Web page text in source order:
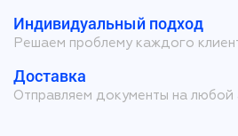
Индивидуальный подход
Решаем проблему каждого
Доставка
Отправляем документы на